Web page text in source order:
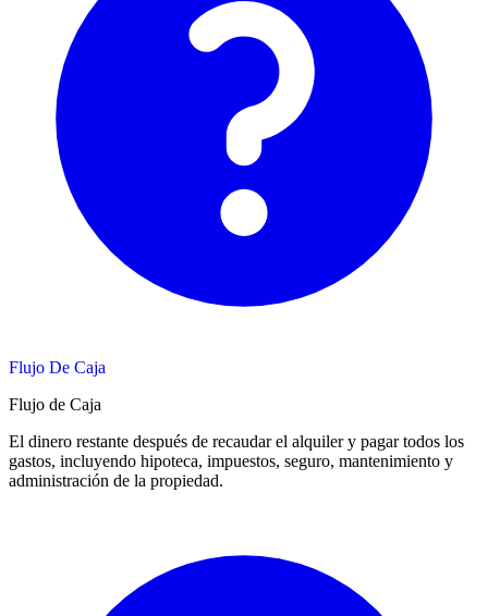
Flujo De Caja
Flujo de Caja
El dinero restante después de recaudar el alquiler y pagar todos los
gastos, incluyendo hipoteca, impuestos, seguro, mantenimiento y
administración de la propiedad.